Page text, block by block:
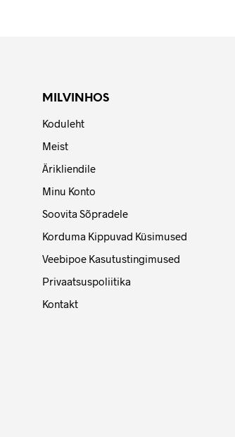
MILVINHOS
Koduleht
Meist
Ärikliendile
Minu Konto
Soovita Sõpradele
Korduma Kippuvad Küsimused
Veebipoe Kasutustingimused
Privaatsuspoliitika
Kontakt